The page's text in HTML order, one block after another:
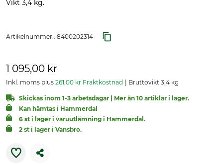
Vikt 3,4 kg.
Artikelnummer.: 8400202314
1 095,00 kr
Inkl. moms plus 261,00 kr Fraktkostnad Bruttovikt 3,4 kg
Skickas inom 1-3 arbetsdagar | Mer än 10 artiklar i lager.
Kan hämtas i Hammerdal
6 st i lager i varuutlämning i Hammerdal.
2 st i lager i Vansbro.